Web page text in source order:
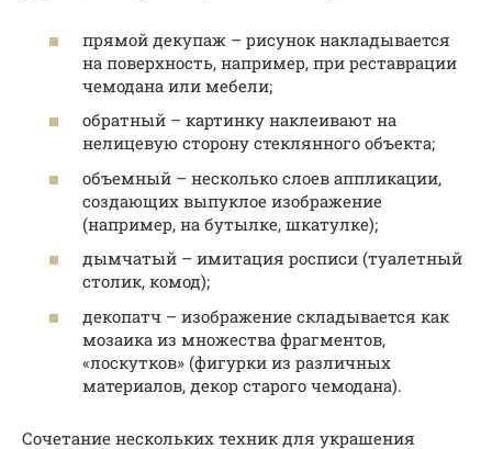
прямой декупаж – рисунок накладывается
на поверхность, например, при реставрации
чемодана или мебели;
обратный – картинку наклеивают на
нелицевую сторону стеклянного объекта;
объемный – несколько слоев аппликации,
создающих выпуклое изображение
(например, на бутылке, шкатулке);
дымчатый – имитация росписи (туалетный
столик, комод);
декопатч – изображение складывается как
мозаика из множества фрагментов,
«лоскутков» (фигурки из различных
материалов, декор старого чемодана).
Сочетание нескольких техник для украшения